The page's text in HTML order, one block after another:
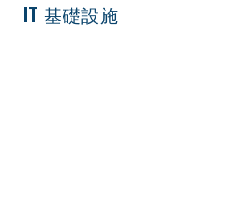
IT 基礎設施